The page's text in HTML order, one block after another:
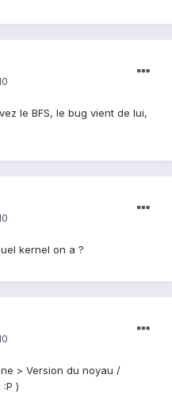
le BFS, le bug vient de lui,
kernel on a ?
> Version du noyau /
)